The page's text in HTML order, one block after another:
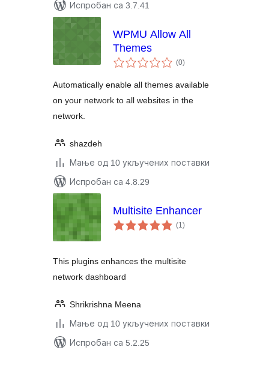
Испробан са 3.7.41
WPMU Allow All
Themes
(0укупних
оцена
)
Automatically enable all themes available
on your network to all websites in the
network.
shazdeh
Мање од 10 укључених поставки
Испробан са 4.8.29
Multisite Enhancer
(1укупних
оцена
)
This plugins enhances the multisite
network dashboard
Shrikrishna Meena
Мање од 10 укључених поставки
Испробан са 5.2.25